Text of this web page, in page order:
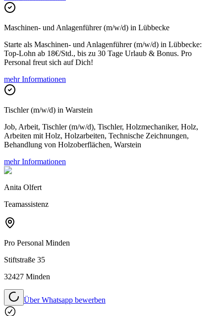
Maschinen- und Anlagenführer (m/w/d) in Lübbecke
Starte als Maschinen- und Anlagenführer (m/w/d) in Lübbecke:
Top-Lohn ab 18€/Std., bis zu 30 Tage Urlaub & Bonus. Pro
Personal freut sich auf Dich!
mehr Informationen
Tischler (m/w/d) in Warstein
Job, Arbeit, Tischler (m/w/d), Tischler, Holzmechaniker, Holz,
Arbeiten mit Holz, Holzarbeiten, Technische Zeichnungen,
Behandlung von Holzoberflächen, Warstein
mehr Informationen
Anita Olfert
Teamassistenz
Pro Personal Minden
Stiftstraße 35
32427 Minden
Über Whatsapp bewerben